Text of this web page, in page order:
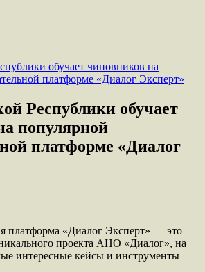
Республики обучает
популярной
платформе «Диалог
платформа «Диалог Эксперт» — это
проекта АНО «Диалог», на
интересные кейсы и инструменты